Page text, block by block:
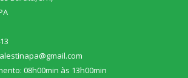
08h00min às 13h00min